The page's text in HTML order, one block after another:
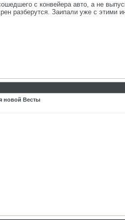
с конвейера авто, а не
разберутся. Заипали уже с этими
новой Весты